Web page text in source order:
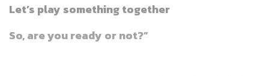
Let’s play something together
So, are you ready or not?”